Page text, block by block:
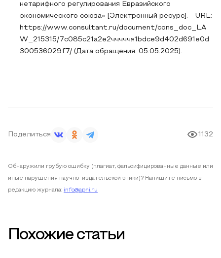
нетарифного регулирования Евразийского
экономического союза» [Электронный ресурс]. - URL:
https://www.consultant.ru/document/cons_doc_LA
W_215315/7c085c21a2e2чччччя1bdce9d402d691e0d
300536029f7/ (Дата обращения: 05.05.2025).
Поделиться 1132
Обнаружили грубую ошибку (плагиат, фальсифицированные данные или
иные нарушения научно-издательской этики)? Напишите письмо в
редакцию журнала: info@apni.ru
Похожие статьи